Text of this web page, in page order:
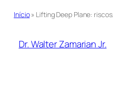
Início» Lifting Deep Plane:
Dr. Walter Zamarian Jr.